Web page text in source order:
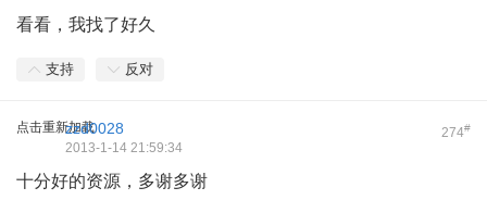
看看，我找了好久
支持 反对
点击重新加载 274#
zzd0028
2013-1-14 21:59:34
十分好的资源，多谢多谢